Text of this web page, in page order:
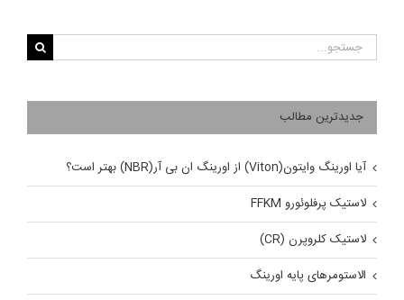
جستجو
برای:
جدیدترین مطالب
آیا اورینگ وایتون(Viton) از اورینگ ان بی آر(NBR) بهتر است؟
لاستیک پرفلوئورو FFKM
لاستیک کلروپرن (CR)
الاستومرهای پایه اورینگ